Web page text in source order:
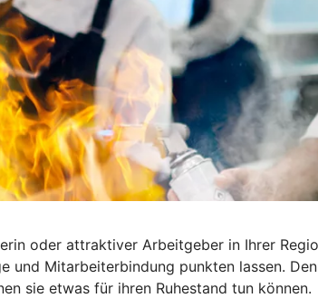
oder attraktiver Arbeitgeber in Ihrer
und Mitarbeiterbindung punkten lassen.
sie etwas für ihren Ruhestand tun können.